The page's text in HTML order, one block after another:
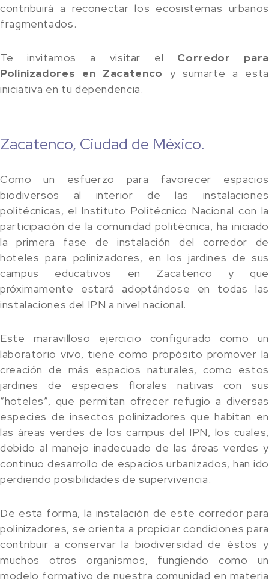
contribuirá a reconectar los ecosistemas urbanos
fragmentados.
Te invitamos a visitar el Corredor para
Polinizadores en Zacatenco y sumarte a esta
iniciativa en tu dependencia.
Zacatenco, Ciudad de México.
Como un esfuerzo para favorecer espacios
biodiversos al interior de las instalaciones
politécnicas, el Instituto Politécnico Nacional con la
participación de la comunidad politécnica, ha iniciado
la primera fase de instalación del corredor de
hoteles para polinizadores, en los jardines de sus
campus educativos en Zacatenco y que
próximamente estará adoptándose en todas las
instalaciones del IPN a nivel nacional.
Este maravilloso ejercicio configurado como un
laboratorio vivo, tiene como propósito promover la
creación de más espacios naturales, como estos
jardines de especies florales nativas con sus
“hoteles”, que permitan ofrecer refugio a diversas
especies de insectos polinizadores que habitan en
las áreas verdes de los campus del IPN, los cuales,
debido al manejo inadecuado de las áreas verdes y
continuo desarrollo de espacios urbanizados, han ido
perdiendo posibilidades de supervivencia.
De esta forma, la instalación de este corredor para
polinizadores, se orienta a propiciar condiciones para
contribuir a conservar la biodiversidad de éstos y
muchos otros organismos, fungiendo como un
modelo formativo de nuestra comunidad en materia